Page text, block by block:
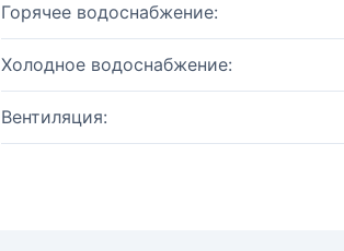
Горячее водоснабжение:
Холодное водоснабжение:
Вентиляция: